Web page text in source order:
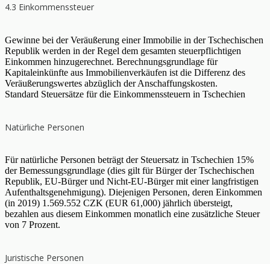
4.3 Einkommenssteuer
Gewinne bei der Veräußerung einer Immobilie in der Tschechischen
Republik werden in der Regel dem gesamten steuerpflichtigen
Einkommen hinzugerechnet. Berechnungsgrundlage für
Kapitaleinkünfte aus Immobilienverkäufen ist die Differenz des
Veräußerungswertes abzüglich der Anschaffungskosten.
Standard Steuersätze für die Einkommenssteuern in Tschechien
Natürliche Personen
Für natürliche Personen beträgt der Steuersatz in Tschechien 15%
der Bemessungsgrundlage (dies gilt für Bürger der Tschechischen
Republik, EU-Bürger und Nicht-EU-Bürger mit einer langfristigen
Aufenthaltsgenehmigung). Diejenigen Personen, deren Einkommen
(in 2019) 1.569.552 CZK (EUR 61,000) jährlich übersteigt,
bezahlen aus diesem Einkommen monatlich eine zusätzliche Steuer
von 7 Prozent.
Juristische Personen